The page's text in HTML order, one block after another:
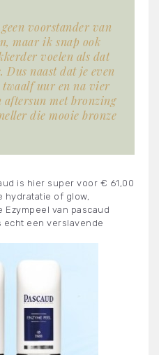
voorstander van
maar ik snap ook
voelen als dat
Dus naast dat je even
uur en na vier
met bronzing
die mooie bronze
is hier super voor € 61,00
hydratatie of glow,
Ezympeel van pascaud
echt een verslavende